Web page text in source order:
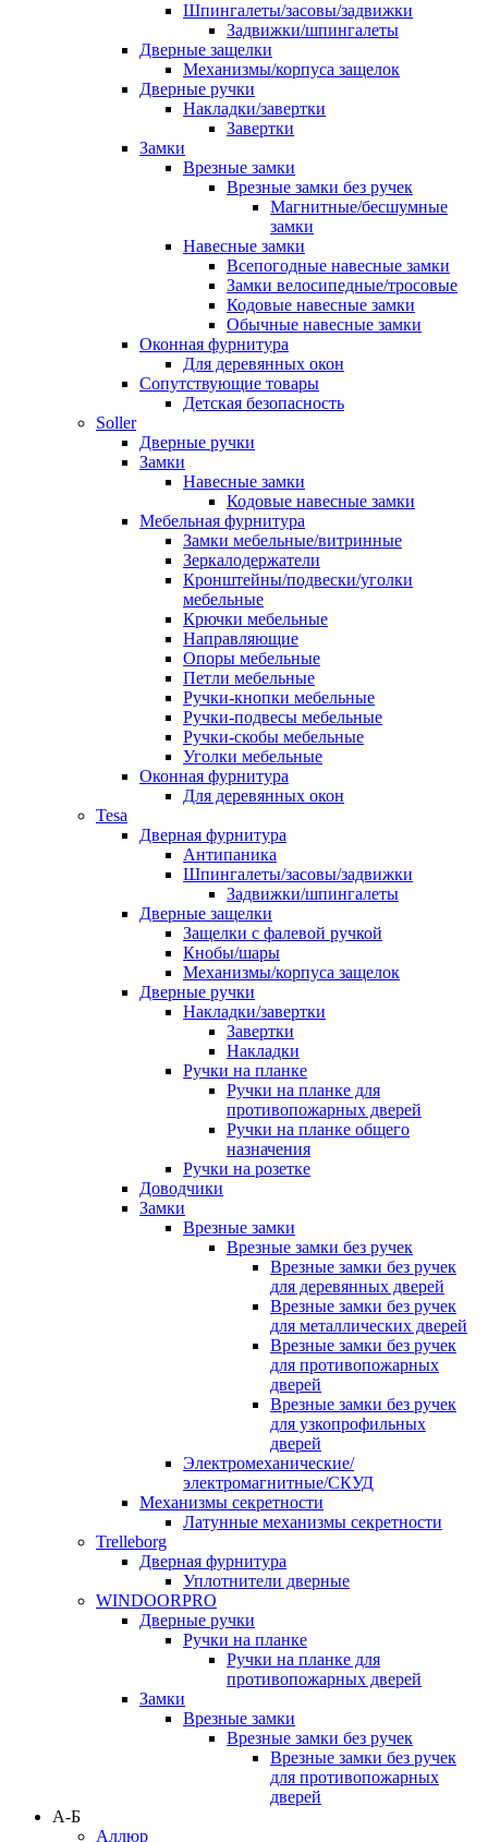
Шпингалеты/засовы/задвижки
Задвижки/шпингалеты
Дверные защелки
Механизмы/корпуса защелок
Дверные ручки
Накладки/завертки
Завертки
Замки
Врезные замки
Врезные замки без ручек
Магнитные/бесшумные
замки
Навесные замки
Всепогодные навесные замки
Замки велосипедные/тросовые
Кодовые навесные замки
Обычные навесные замки
Оконная фурнитура
Для деревянных окон
Сопутствующие товары
Детская безопасность
Soller
Дверные ручки
Замки
Навесные замки
Кодовые навесные замки
Мебельная фурнитура
Замки мебельные/витринные
Зеркалодержатели
Кронштейны/подвески/уголки
мебельные
Крючки мебельные
Направляющие
Опоры мебельные
Петли мебельные
Ручки-кнопки мебельные
Ручки-подвесы мебельные
Ручки-скобы мебельные
Уголки мебельные
Оконная фурнитура
Для деревянных окон
Tesa
Дверная фурнитура
Антипаника
Шпингалеты/засовы/задвижки
Задвижки/шпингалеты
Дверные защелки
Защелки с фалевой ручкой
Кнобы/шары
Механизмы/корпуса защелок
Дверные ручки
Накладки/завертки
Завертки
Накладки
Ручки на планке
Ручки на планке для
противопожарных дверей
Ручки на планке общего
назначения
Ручки на розетке
Доводчики
Замки
Врезные замки
Врезные замки без ручек
Врезные замки без ручек
для деревянных дверей
Врезные замки без ручек
для металлических дверей
Врезные замки без ручек
для противопожарных
дверей
Врезные замки без ручек
для узкопрофильных
дверей
Электромеханические/
электромагнитные/СКУД
Механизмы секретности
Латунные механизмы секретности
Trelleborg
Дверная фурнитура
Уплотнители дверные
WINDOORPRO
Дверные ручки
Ручки на планке
Ручки на планке для
противопожарных дверей
Замки
Врезные замки
Врезные замки без ручек
Врезные замки без ручек
для противопожарных
дверей
А-Б
Аллюр